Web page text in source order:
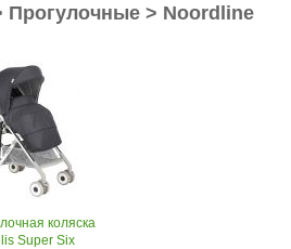
Прогулочные > Noordline
коляска
Super Six